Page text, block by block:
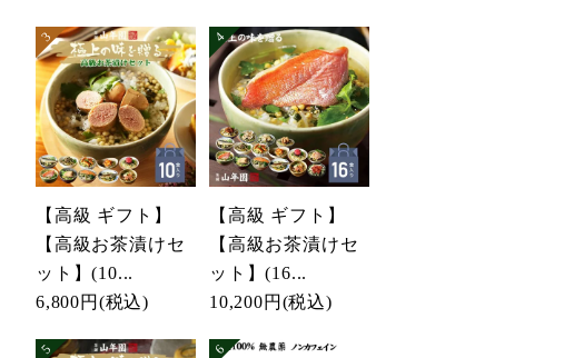
【高級 ギフト】
【高級お茶漬けセ
ット】(10...
6,800円 (税込)
【高級 ギフト】
【高級お茶漬けセ
ット】(16...
10,200円 (税込)